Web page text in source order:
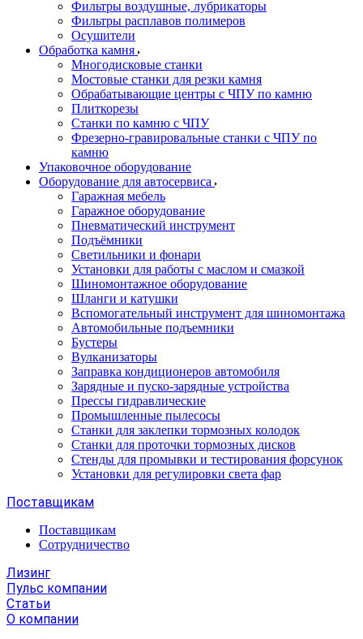
Фильтры воздушные, лубрикаторы
Фильтры расплавов полимеров
Осушители
Обработка камня
Многодисковые станки
Мостовые станки для резки камня
Обрабатывающие центры с ЧПУ по камню
Плиткорезы
Станки по камню с ЧПУ
Фрезерно-гравировальные станки с ЧПУ по
камню
Упаковочное оборудование
Оборудование для автосервиса
Гаражная мебель
Гаражное оборудование
Пневматический инструмент
Подъёмники
Светильники и фонари
Установки для работы с маслом и смазкой
Шиномонтажное оборудование
Шланги и катушки
Вспомогательный инструмент для шиномонтажа
Автомобильные подъемники
Бустеры
Вулканизаторы
Заправка кондиционеров автомобиля
Зарядные и пуско-зарядные устройства
Прессы гидравлические
Промышленные пылесосы
Станки для заклепки тормозных колодок
Станки для проточки тормозных дисков
Стенды для промывки и тестирования форсунок
Установки для регулировки света фар
Поставщикам
Поставщикам
Сотрудничество
Лизинг
Пульс компании
Статьи
О компании